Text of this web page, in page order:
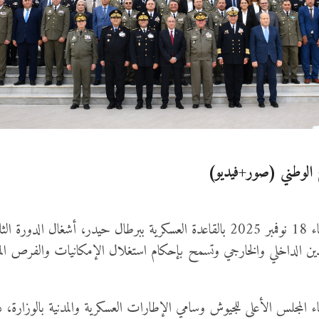
افتتح وزير الدفاع الوطني السيّد خالد السهيلي صباح اليوم الثلاثاء 18 نوفمبر 2025
الداخلي والخارجي وتسمح بإحكام استغلال الإمكانيات والفرص
الأعلى للجيوش وسامي الإطارات العسكرية والمدنية